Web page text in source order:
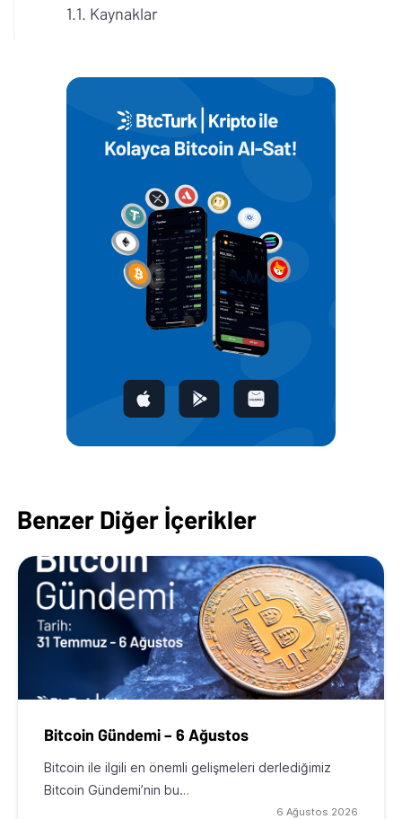
Kaynaklar
Benzer Diğer İçerikler
Bitcoin Gündemi – 6 Ağustos
Bitcoin ile ilgili en önemli gelişmeleri derlediğimiz
Bitcoin Gündemi’nin bu…
6 Ağustos 2026